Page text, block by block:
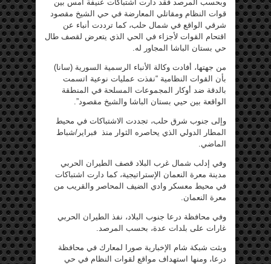
وبحسب المرصد فقد دارت اشتباكات عنيفة أمس بين
قوات النظام ومقاتلي المعارضة في حي الشيخ مقصود
شرقي الواقع في شمال حلب، كما ترددت أنباء عن
اقتحام القوات لأجزاء في الحي الذي يتعرض لقصف طال
حي بستان الباشا المجاور له.
من جهتها، أفادت وكالة الأنباء الرسمية السورية (سانا)
بأن القوات النظامية “نفذت عمليات نوعية اتسمت
بالدقة ضد أوكار المجموعات المسلحة في المنطقة
الواقعة بين حيي بستان الباشا والشيخ مقصود”.
وإلى جنوب شرق حلب، تجددت الاشتباكات في محيط
المطار الدولي الذي يحاصره الثوار منذ فبراير/شباط
الماضي.
وفي إدلب شمال غرب البلاد قصف الطيران الحربي
مدينة معرة النعمان الإستراتيجية، كما دارت اشتباكات
في محيط معسكر وادي الضيف المحاصر والقريب من
معرة النعمان.
وفي محافظة درعا جنوب البلاد، نفذ الطيران الحربي
غارات على بلدات عدة، بحسب المرصد.
وبثت شبكة شام الإخبارية صورا لمعارك في محافظة
درعا، ومنها استهداف مواقع لقوات النظام في حي